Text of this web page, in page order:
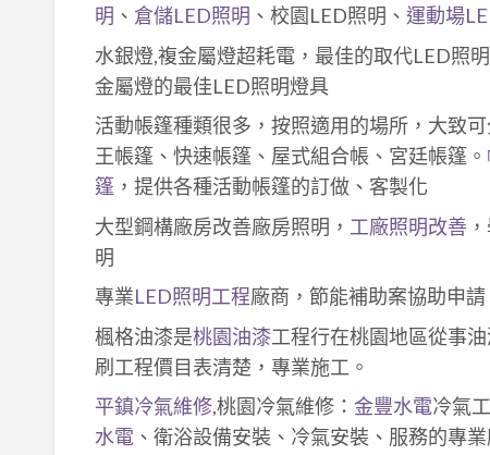
明 、 倉儲LED照明 、校園LED照明、 運動場
水銀燈,複金屬燈超耗電，最佳的取代LED照
金屬燈的最佳LED照明燈具
活動帳篷種類很多，按照適用的場所，大致
王帳篷、快速帳篷、屋式組合帳、宮廷帳篷。
篷，提供各種活動帳篷的訂做、客製化
大型鋼構廠房改善廠房照明， 工廠照明改善
明
專業LED照明工程廠商，節能補助案協助申
楓格油漆是桃園油漆工程行在桃園地區從事
刷工程價目表清楚，專業施工。
平鎮冷氣維修,桃園冷氣維修： 金豐水電冷氣
水電、衛浴設備安裝、冷氣安裝、服務的專業